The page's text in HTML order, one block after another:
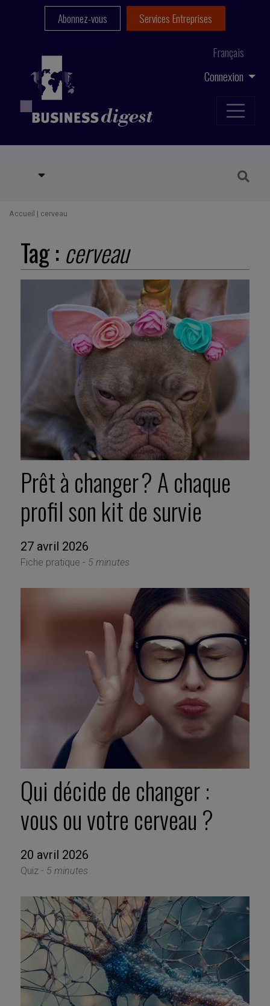
Connexion
Français
Abonnez-vous Services Entreprises
Accueil | cerveau
Tag : cerveau
Prêt à changer ? A chaque
profil son kit de survie
27 avril 2026
Fiche pratique - 5 minutes
Qui décide de changer :
vous ou votre cerveau ?
20 avril 2026
Quiz - 5 minutes